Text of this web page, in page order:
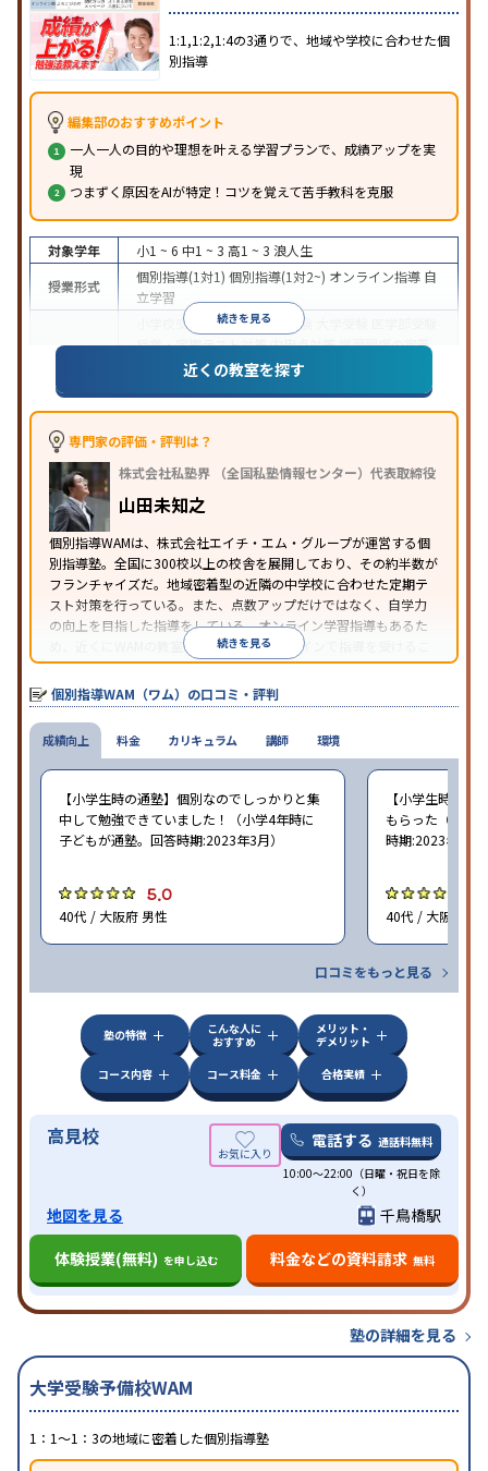
1:1,1:2,1:4の3通りで、地域や学校に合わせた個
別指導
編集部のおすすめポイント
一人一人の目的や理想を叶える学習プランで、成績アップを実
現
つまずく原因をAIが特定！コツを覚えて苦手教科を克服
続きを見る
対象学年 小1 ~ 6 中1 ~ 3 高1 ~ 3 浪人生
授業形式
個別指導(1対1) 個別指導(1対2~) オンライン指導 自
立学習
小学校受験 中学受験 高校受験
授業・定期テスト対策内申点対策学習習慣の定着
総合型選抜(旧AO)対策推薦入試対策
数学特化
対策英語・英会話特化対策その他科目別特化対策
特徴
中高一貫校生に対応
応
1科目から受講可能
※2023年3月調査。小学校高学年の個別指導塾アンケート調査方法を参
近くの教室を探す
専門家の評価・評判は？
株式会社私塾界 （全国私塾情報センター）代表取締役
山田未知之
個別指導WAMは、株式会社エイチ・エム・グループが運営する個
別指導塾。全国に300校以上の校舎を展開しており、その約半数が
フランチャイズだ。地域密着型の近隣の中学校に合わせた定期テ
スト対策を行っている。また、点数アップだけではなく、自学力
の向上を目指した指導をしている。オンライン学習指導もあるた
め、近くにWAMの教室がなくても、オンラインで指導を受けるこ
とができる。
続きを見る
個別指導WAM（ワム）の口コミ・評判
成績向上
【小学生時の通塾】個別なのでしっかりと集
中して勉強できていました！（小学4年時に
子どもが通塾。回答時期:2023年3月）
5.0
40代 / 大阪府 男性
【小学生時の通
もらった（小学
時期:2023年3月
40代 / 大阪府 女
口コミをもっと見る
料金 カリキュラム 講師 環境
塾の特徴
こんな人に
おすすめ
メリット・
デメリット
コース内容
コース料金 合格実績
高見校 電話する 通話料無料
10:00～22:00（日曜・祝日を除
く）
地図を見る
千鳥橋駅
体験授業(無料) を申し込む 料金などの資料請求 無料
塾の詳細を見る
大学受験予備校WAM
1：1～1：3の地域に密着した個別指導塾